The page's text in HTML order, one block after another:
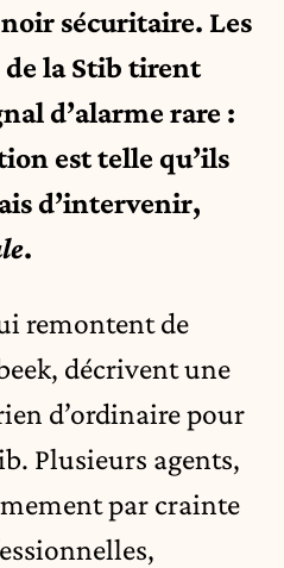
sécuritaire. Les
de la Stib tirent
d’alarme rare :
est telle qu’ils
d’intervenir,
.
remontent de
décrivent une
d’ordinaire pour
Plusieurs agents,
par crainte